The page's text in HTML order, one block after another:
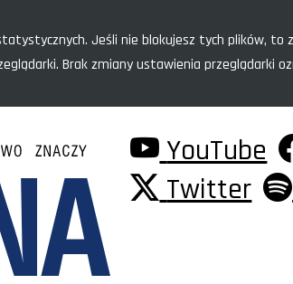
Jeśli nie blokujesz tych plików, to
Brak zmiany ustawienia przeglądarki
YouTube
Twitter